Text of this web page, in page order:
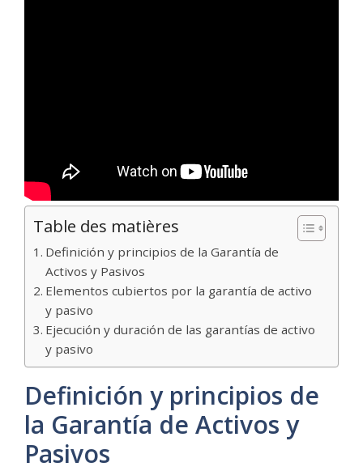
Table des matières
Definición y principios de la Garantía de
Activos y Pasivos
Elementos cubiertos por la garantía de activo
y pasivo
Ejecución y duración de las garantías de activo
y pasivo
Definición y principios de
la Garantía de Activos y
Pasivos